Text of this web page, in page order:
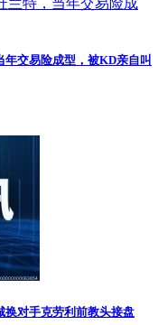
交易险成型，被KD亲自叫
换对手克劳利前教头接盘